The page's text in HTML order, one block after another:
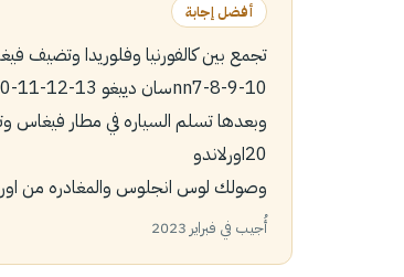
أفضل إجابة
nn7-8-9-10سان دييغو nn10-11-12-13 لاس فيغاس
20اورلاندو
وصولك لوس انجلوس والمغادره من
أُجيب في فبراير 2023